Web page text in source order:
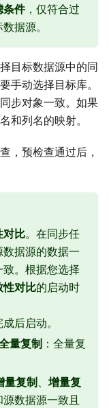
条件，仅符合过
据源。
目标数据源中的同
手动选择目标库。
步对象一致。如果
和列名的映射。
，预检查通过后，
对比。在同步任
据源的数据一
。根据您选择
性对比的启动时
后启动。
量复制 ：全量复
量复制、 增量复
源数据源一致且